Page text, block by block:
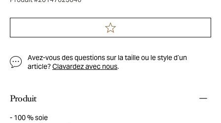
Avez-vous des questions sur la taille ou le style d’un
article?Clavardez avec nous.
Produit
100 % soie